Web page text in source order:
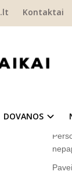
Kontaktai
DOVANOS